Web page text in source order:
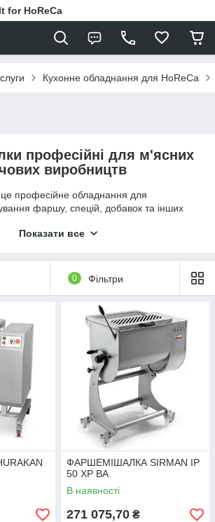
for HoReCa
Кухонне обладнання для HoReCa
професійні для м'ясних
виробництв
професійне обладнання для
фаршу, спецій, добавок та інших
однорідну структуру суміші,
фаршемішалки використовуються
виробництвах, ресторанах та на
промисловості.
щодо підбору обладнання
телефоном: 096 149 94 24.
Показати все
0 Фільтри
ФАРШЕМІШАЛКА SIRMAN IP
50 XP BA
В наявності
271 075,70 ₴